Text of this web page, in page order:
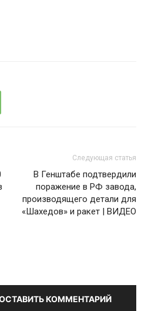
Следующая статья
В Генштабе подтвердили
поражение в РФ завода,
производящего детали для
«Шахедов» и ракет | ВИДЕО
КОММЕНТАРИЙ